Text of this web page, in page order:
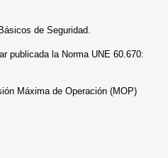
de Seguridad.
publicada la Norma UNE 60.670:
Máxima de Operación (MOP)